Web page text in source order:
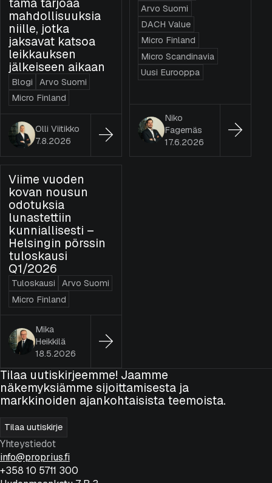
tämä tarjoaa
mahdollisuuksia
niille, jotka
jaksavat katsoa
leikkauksen
jälkeiseen aikaan
Blogi
Arvo Suomi
Micro Finland
Olli Viitikko
7.8.2026
Arvo Suomi
DACH Value
Micro Finland
Micro Scandinavia
Uusi Eurooppa
Niko
Fagernäs
17.6.2026
Viime vuoden
kovan nousun
odotuksia
lunastettiin
kunniallisesti –
Helsingin pörssin
tuloskausi
Q1/2026
Tuloskausi
Arvo Suomi
Micro Finland
Mika
Heikkilä
18.5.2026
Tilaa uutiskirjeemme! Jaamme
näkemyksiämme sijoittamisesta ja
markkinoiden ajankohtaisista teemoista.
Tilaa uutiskirje
Yhteystiedot
info@proprius.fi
+358 10 5711 300